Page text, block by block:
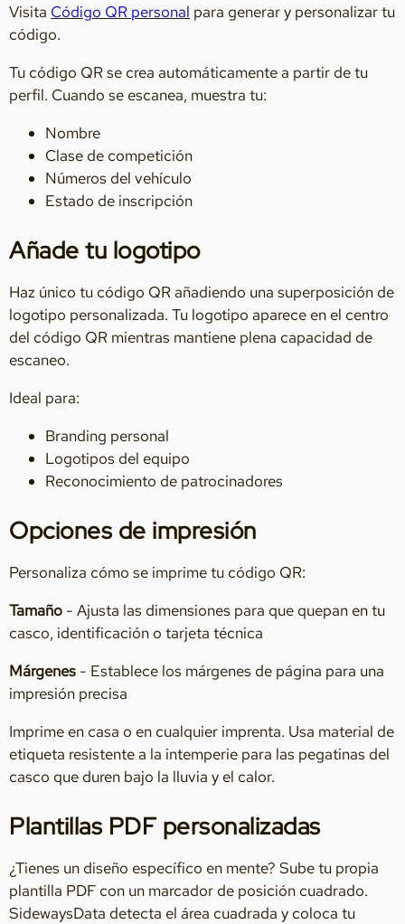
Visita Código QR personal para generar y personalizar tu
código.
Tu código QR se crea automáticamente a partir de tu
perfil. Cuando se escanea, muestra tu:
Nombre
Clase de competición
Números del vehículo
Estado de inscripción
Añade tu logotipo
Haz único tu código QR añadiendo una superposición de
logotipo personalizada. Tu logotipo aparece en el centro
del código QR mientras mantiene plena capacidad de
escaneo.
Ideal para:
Branding personal
Logotipos del equipo
Reconocimiento de patrocinadores
Opciones de impresión
Personaliza cómo se imprime tu código QR:
Tamaño - Ajusta las dimensiones para que quepan en tu
casco, identificación o tarjeta técnica
Márgenes - Establece los márgenes de página para una
impresión precisa
Imprime en casa o en cualquier imprenta. Usa material de
etiqueta resistente a la intemperie para las pegatinas del
casco que duren bajo la lluvia y el calor.
Plantillas PDF personalizadas
¿Tienes un diseño específico en mente? Sube tu propia
plantilla PDF con un marcador de posición cuadrado.
SidewaysData detecta el área cuadrada y coloca tu